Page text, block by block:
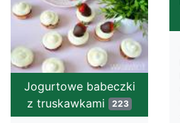
Jogurtowe babeczki
z truskawkami
223